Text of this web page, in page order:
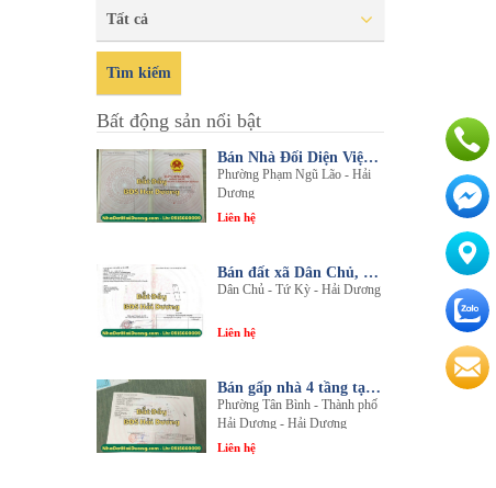
Tất cả
Tìm kiếm
Bất động sản nổi bật
Bán Nhà Đối Diện Viện Đa Khoa Hải Dương - Nội Thất Sang Trọng, Tiện Nghi
Phường Phạm Ngũ Lão - Hải
Dương
Liên hệ
Bán đất xã Dân Chủ, Tứ Kỳ, Hải Dương - Diện tích 214m2 - Mặt tiền 8.5m - nhadathaiduong.com
Dân Chủ - Tứ Kỳ - Hải Dương
Liên hệ
Bán gấp nhà 4 tầng tại khu đô thị An Phú 2 - Nội thất gỗ lim sang trọng
Phường Tân Bình - Thành phố
Hải Dương - Hải Dương
Liên hệ